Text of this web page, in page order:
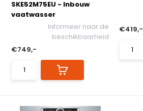
SKE52M75EU - Inbouw
vaatwasser
Informeer naar de
beschikbaarheid
€749,-
€419,-